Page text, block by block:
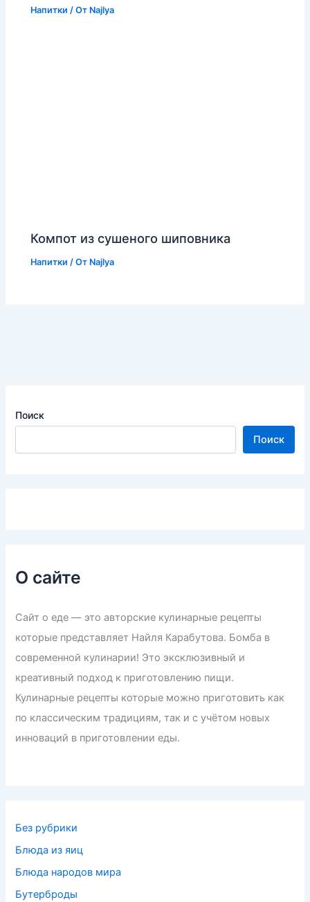
Напитки / От Najlya
Компот из сушеного шиповника
Напитки / От Najlya
Поиск
Поиск
О сайте
Сайт о еде — это авторские кулинарные рецепты
которые представляет Найля Карабутова. Бомба в
современной кулинарии! Это эксклюзивный и
креативный подход к приготовлению пищи.
Кулинарные рецепты которые можно приготовить как
по классическим традициям, так и с учётом новых
инноваций в приготовлении еды.
Без рубрики
Блюда из яиц
Блюда народов мира
Бутерброды